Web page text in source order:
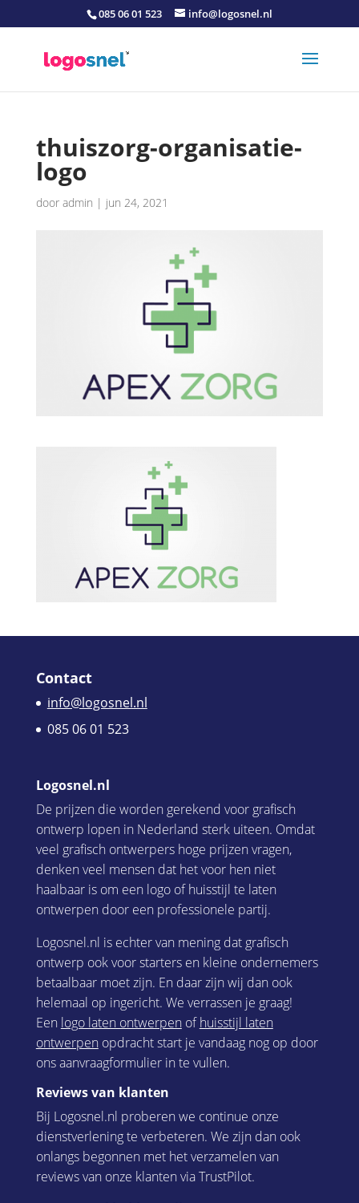
085 06 01 523 info@logosnel.nl
thuiszorg-organisatie-
logo
door admin | jun 24, 2021
Contact
info@logosnel.nl
085 06 01 523
Logosnel.nl
De prijzen die worden gerekend voor grafisch
ontwerp lopen in Nederland sterk uiteen. Omdat
veel grafisch ontwerpers hoge prijzen vragen,
denken veel mensen dat het voor hen niet
haalbaar is om een logo of huisstijl te laten
ontwerpen door een professionele partij.
Logosnel.nl is echter van mening dat grafisch
ontwerp ook voor starters en kleine ondernemers
betaalbaar moet zijn. En daar zijn wij dan ook
helemaal op ingericht. We verrassen je graag!
Een logo laten ontwerpenofhuisstijl laten
ontwerpenopdracht start je vandaag nog op door
ons aanvraagformulier in te vullen.
Reviews van klanten
Bij Logosnel.nl proberen we continue onze
dienstverlening te verbeteren. We zijn dan ook
onlangs begonnen met het verzamelen van
reviews van onze klanten via TrustPilot.